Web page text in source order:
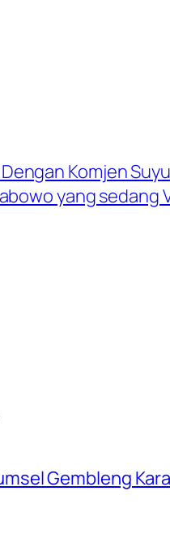
Komjen
yang sedang
Gembleng